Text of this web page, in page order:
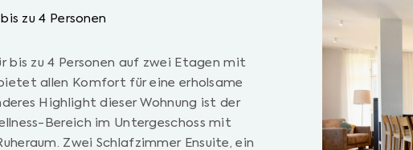
zu 4 Personen
bis zu 4 Personen auf zwei Etagen mit
allen Komfort für eine erholsame
Highlight dieser Wohnung ist der
Bereich im Untergeschoss mit
Zwei Schlafzimmer Ensuite, ein